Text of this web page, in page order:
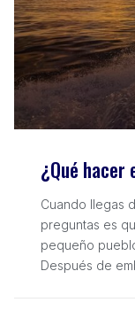
¿Qué hacer
Cuando llegas
preguntas es
pequeño
Después de